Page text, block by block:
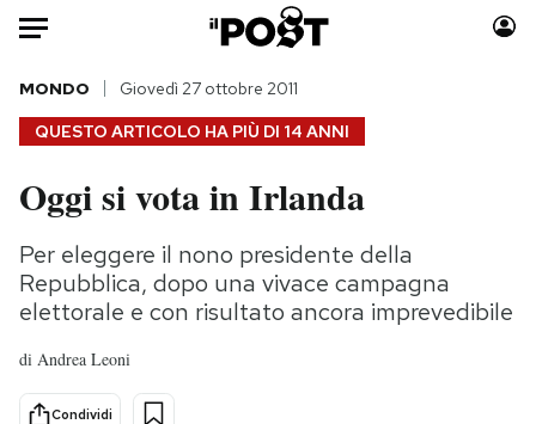
Auto
HOME
Italia
Politica
Tecnologia
Scienza
Cultura
Moda
Consumismi
Storie/Idee
QUESTO ARTICOLO HA PIÙ DI 14 ANNI
MONDO Giovedì 27 ottobre 2011
Oggi si vota in Irlanda
Per eleggere il nono presidente della
Repubblica, dopo una vivace campagna
elettorale e con risultato ancora imprevedibile
di Andrea Leoni
Condividi